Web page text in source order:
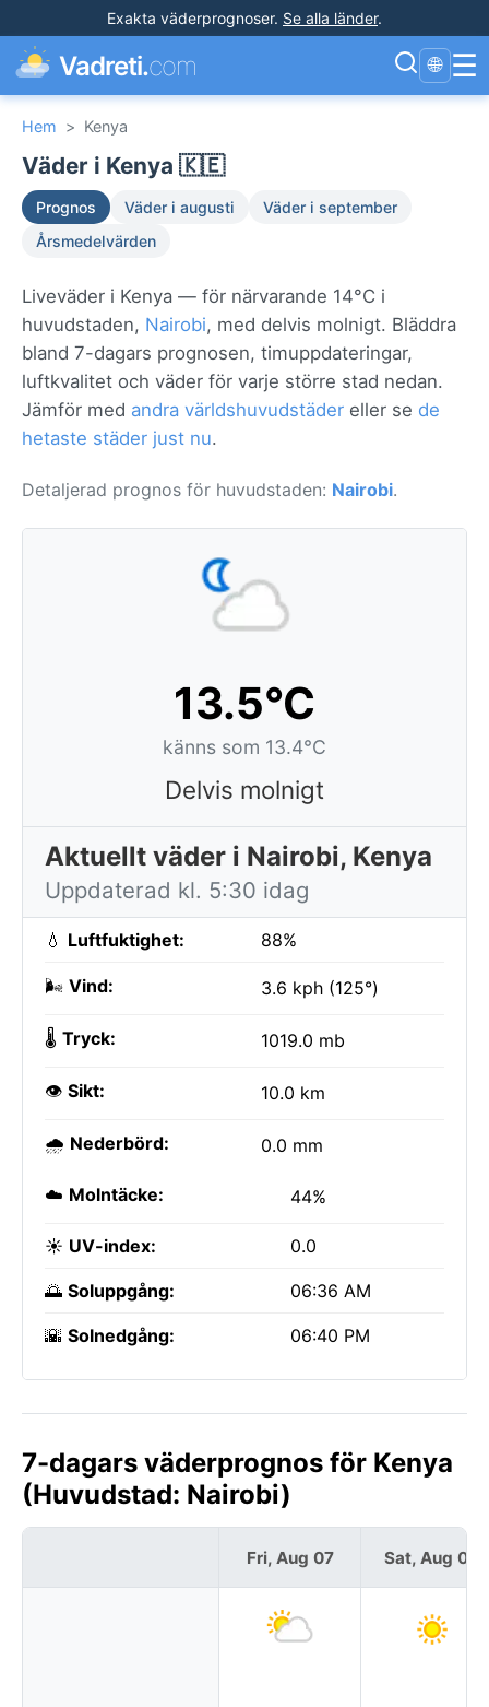
Exakta väderprognoser. Se alla länder.
Vadreti.com 🌐 ☰
Hem > Kenya
Väder i Kenya 🇰🇪
Prognos Väder i augusti
Väder i september
Årsmedelvärden
Liveväder i Kenya — för närvarande 14°C i
huvudstaden, Nairobi, med delvis molnigt. Bläddra
bland 7-dagars prognosen, timuppdateringar,
luftkvalitet och väder för varje större stad nedan.
Jämför med andra världshuvudstäder eller se de
hetaste städer just nu.
Detaljerad prognos för huvudstaden: Nairobi.
13.5°C
känns som 13.4°C
Delvis molnigt
Aktuellt väder i Nairobi, Kenya
Uppdaterad kl. 5:30 idag
💧 Luftfuktighet: 88%
🌬️ Vind: 3.6 kph (125°)
🌡️ Tryck: 1019.0 mb
👁️ Sikt: 10.0 km
🌧️ Nederbörd: 0.0 mm
☁️ Molntäcke: 44%
☀️ UV-index: 0.0
🌅 Soluppgång: 06:36 AM
🌇 Solnedgång: 06:40 PM
7-dagars väderprognos för Kenya
(Huvudstad: Nairobi)
Fri, Aug 07 Sat, Aug 08